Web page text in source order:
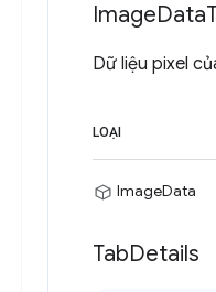
ImageData
Dữ liệu pixel
LOẠI
ImageData
TabDetails